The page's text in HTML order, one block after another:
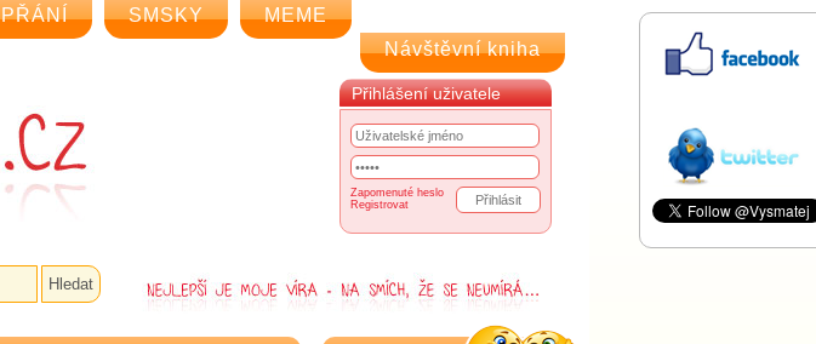
PŘÁNÍ SMSKY
MEME
Návštěvní kniha
Přihlášení uživatele
Zapomenuté heslo
Registrovat